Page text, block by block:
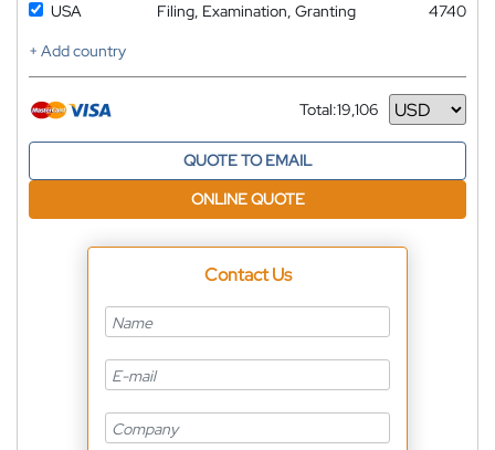
USA
Filing, Examination, Granting
4740
+ Add country
Total:19,106
Currency
QUOTE TO EMAIL
ONLINE QUOTE
Contact Us